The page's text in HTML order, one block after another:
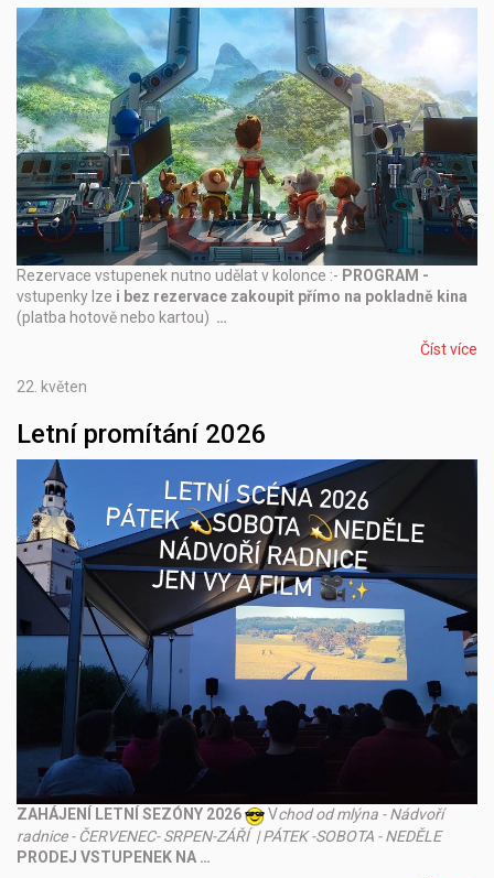
Rezervace vstupenek nutno udělat v kolonce :- PROGRAM -
vstupenky lze i bez rezervace zakoupit přímo na pokladně kina
(platba hotově nebo kartou) …
Číst více
22. květen
Letní promítání 2026
ZAHÁJENÍ LETNÍ SEZÓNY 2026 Vchod od mlýna - Nádvoří
radnice - ČERVENEC- SRPEN-ZÁŘÍ | PÁTEK -SOBOTA - NEDĚLE
PRODEJ VSTUPENEK NA …